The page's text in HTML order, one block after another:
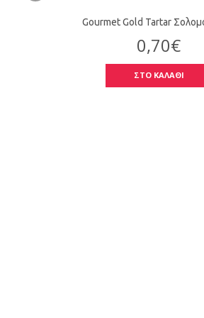
Gourmet Gold Tartar
0,70€
ΣΤΟ ΚΑΛΑΘΙ